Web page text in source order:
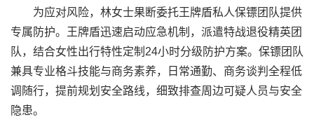
为应对风险，林女士果断委托王牌盾私人保镖团队提供
专属防护。王牌盾迅速启动应急机制，派遣特战退役精英团
队，结合女性出行特性定制24小时分级防护方案。保镖团队
兼具专业格斗技能与商务素养，日常通勤、商务谈判全程低
调随行，提前规划安全路线，细致排查周边可疑人员与安全
隐患。